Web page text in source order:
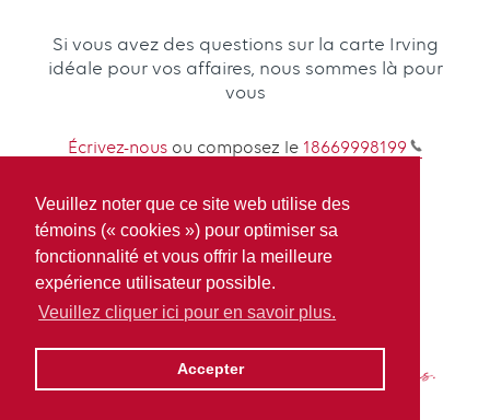
Veuillez noter que ce site web utilise des
témoins (« cookies ») pour optimiser sa
fonctionnalité et vous offrir la meilleure
expérience utilisateur possible.
Veuillez cliquer ici pour en savoir plus.
Accepter
Si vous avez des questions sur la carte Irving
idéale pour vos affaires, nous sommes là pour
vous
Écrivez-nous ou composez le 18669998199